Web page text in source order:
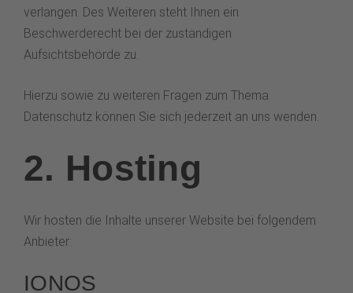
verlangen. Des Weiteren steht Ihnen ein
Beschwerderecht bei der zuständigen
Aufsichtsbehörde zu.
Hierzu sowie zu weiteren Fragen zum Thema
Datenschutz können Sie sich jederzeit an uns wenden.
2. Hosting
Wir hosten die Inhalte unserer Website bei folgendem
Anbieter:
IONOS